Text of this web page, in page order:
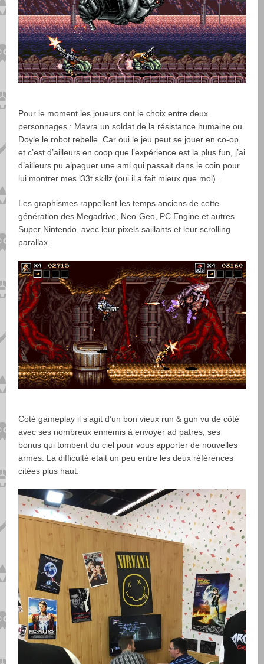
Pour le moment les joueurs ont le choix entre deux
personnages : Mavra un soldat de la résistance humaine ou
Doyle le robot rebelle. Car oui le jeu peut se jouer en co-op
et c’est d’ailleurs en coop que l’expérience est la plus fun, j’ai
d’ailleurs pu alpaguer une ami qui passait dans le coin pour
lui montrer mes l33t skillz (oui il a fait mieux que moi).
Les graphismes rappellent les temps anciens de cette
génération des Megadrive, Neo-Geo, PC Engine et autres
Super Nintendo, avec leur pixels saillants et leur scrolling
parallax.
Coté gameplay il s’agit d’un bon vieux run & gun vu de côté
avec ses nombreux ennemis à envoyer ad patres, ses
bonus qui tombent du ciel pour vous apporter de nouvelles
armes. La difficulté etait un peu entre les deux références
citées plus haut.